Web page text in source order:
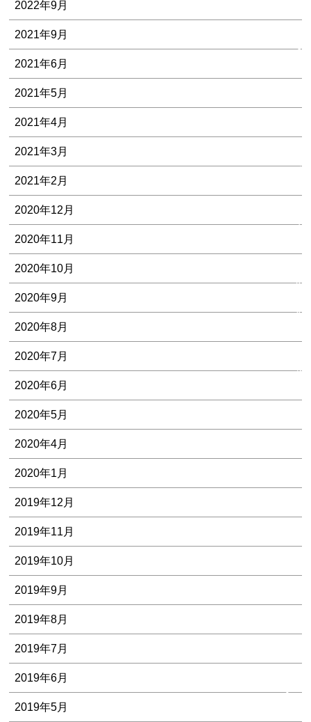
私
つ
お
の
解
一
2022年9月
2021年9月
2021年6月
2021年5月
2021年4月
2021年3月
2021年2月
2020年12月
2020年11月
2020年10月
2020年9月
2020年8月
2020年7月
2020年6月
2020年5月
2020年4月
2020年1月
2019年12月
2019年11月
2019年10月
2019年9月
2019年8月
2019年7月
2019年6月
2019年5月